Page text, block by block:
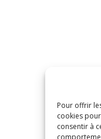
Pour offrir
cookies
consentir à